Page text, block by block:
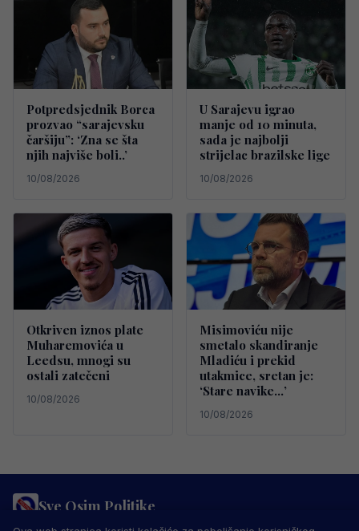
Potpredsjednik Borca
prozvao “sarajevsku
čaršiju”: ‘Zna se šta
njih najviše boli..’
10/08/2026
U Sarajevu igrao
manje od 10 minuta,
sada je najbolji
strijelac brazilske lige
10/08/2026
Otkriven iznos plate
Muharemovića u
Leedsu, mnogi su
ostali zatečeni
10/08/2026
Misimoviću nije
smetalo skandiranje
Mladiću i prekid
utakmice, sretan je:
‘Stare navike…’
10/08/2026
Sve Osim Politike
PRAVILA PRIVATNOSTI MARKETING USLOVI KORIŠTENJA